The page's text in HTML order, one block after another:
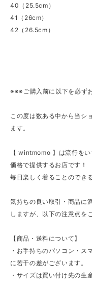
40（25.5cm）
41（26cm）
42（26.5cm）
※※※ご購入前に以下を必ず
この度は数ある中から当シ
ます。
【 wintmomo 】は流行を
価格で提供するお店です！
毎日楽しく着ることのでき
気持ちの良い取引・商品に
しますが、以下の注意点を
【商品・送料について】
・お手持ちのパソコン・ス
に若干の差がございます。
・サイズは買い付け先の